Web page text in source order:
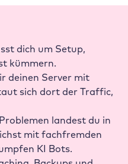
dich um Setup,
kümmern.
deinen Server mit
sich dort der Traffic,
landest du in
mit fachfremden
KI Bots.